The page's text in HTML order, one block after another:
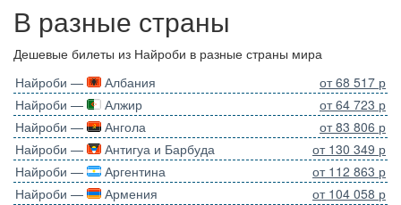
В разные страны
Дешевые билеты из Найроби в разные страны мира
Найроби —
Албания
от 68 517 р
Найроби —
Алжир
от 64 723 р
Найроби —
Ангола
от 83 806 р
Найроби —
Антигуа и Барбуда
от 130 349 р
Найроби —
Аргентина
от 112 863 р
Найроби —
Армения
от 104 058 р